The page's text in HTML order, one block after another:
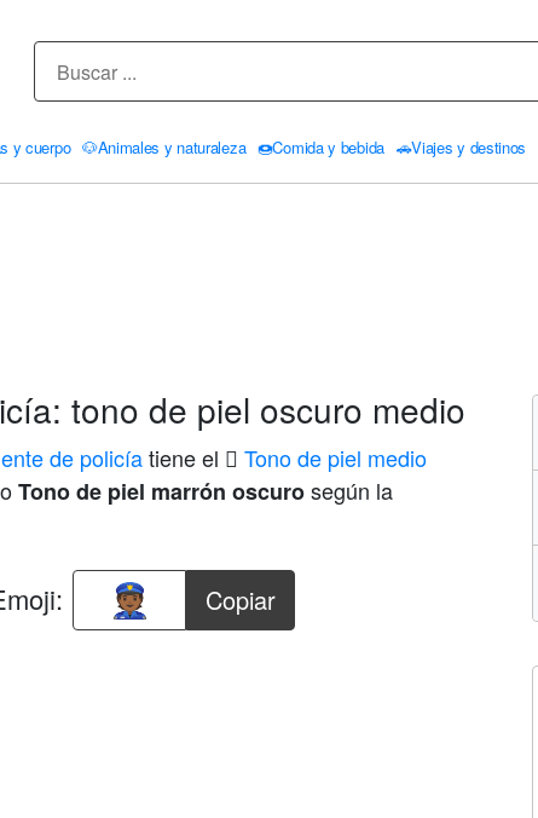
y cuerpo 🐶Animales y naturaleza 🍩Comida y bebida 🚗Viajes y destinos
tono de piel oscuro medio
de policíatiene el 🏾 Tono de piel medio
Tono de piel marrón oscurosegún la
Copiar